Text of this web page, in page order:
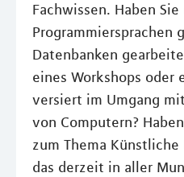
Fachwissen. Haben
Programmiersprachen
Datenbanken
eines Workshops oder
versiert im Umgang
von Computern?
zum Thema
das derzeit in aller